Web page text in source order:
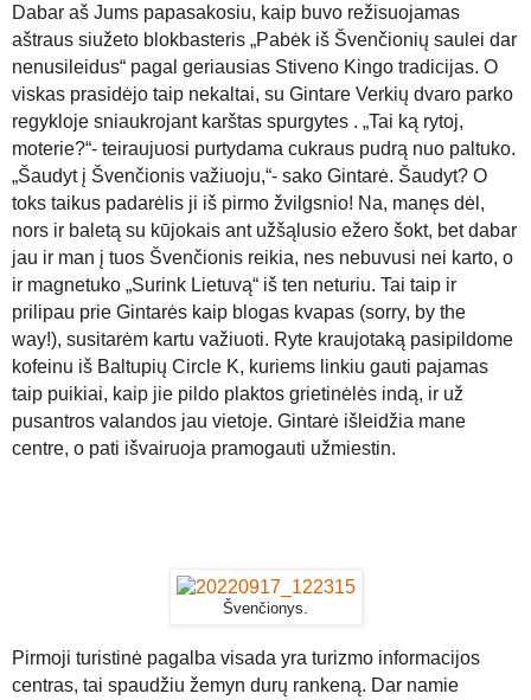
Dabar aš Jums papasakosiu, kaip buvo režisuojamas
aštraus siužeto blokbasteris „Pabėk iš Švenčionių saulei dar
nenusileidus“ pagal geriausias Stiveno Kingo tradicijas. O
viskas prasidėjo taip nekaltai, su Gintare Verkių dvaro parko
regykloje sniaukrojant karštas spurgytes . „Tai ką rytoj,
moterie?“- teiraujuosi purtydama cukraus pudrą nuo paltuko.
„Šaudyt į Švenčionis važiuoju,“- sako Gintarė. Šaudyt? O
toks taikus padarėlis ji iš pirmo žvilgsnio! Na, manęs dėl,
nors ir baletą su kūjokais ant užšąlusio ežero šokt, bet dabar
jau ir man į tuos Švenčionis reikia, nes nebuvusi nei karto, o
ir magnetuko „Surink Lietuvą“ iš ten neturiu. Tai taip ir
prilipau prie Gintarės kaip blogas kvapas (sorry, by the
way!), susitarėm kartu važiuoti. Ryte kraujotaką pasipildome
kofeinu iš Baltupių Circle K, kuriems linkiu gauti pajamas
taip puikiai, kaip jie pildo plaktos grietinėlės indą, ir už
pusantros valandos jau vietoje. Gintarė išleidžia mane
centre, o pati išvairuoja pramogauti užmiestin.
Švenčionys.
Pirmoji turistinė pagalba visada yra turizmo informacijos
centras, tai spaudžiu žemyn durų rankeną. Dar namie